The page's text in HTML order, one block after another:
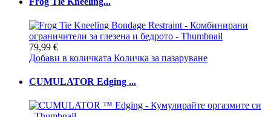
79,99 €
Добави в количката Количка за пазаруване
CUMULATOR Edging ...